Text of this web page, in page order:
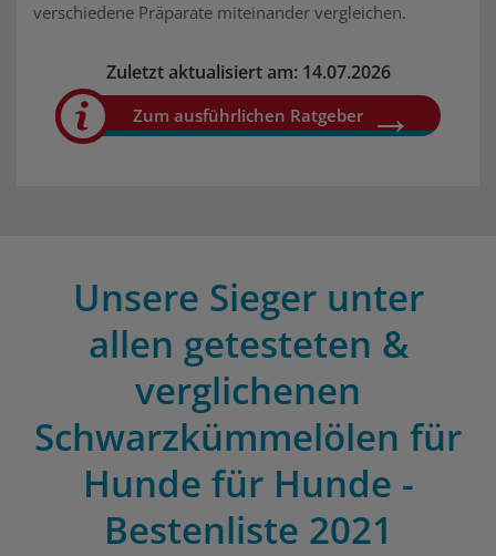
verschiedene Präparate miteinander vergleichen.
Zuletzt aktualisiert am: 14.07.2026
Zum ausführlichen Ratgeber
Unsere Sieger unter
allen getesteten &
verglichenen
Schwarzkümmelölen für
Hunde für Hunde -
Bestenliste 2021